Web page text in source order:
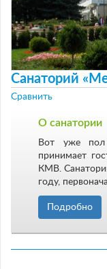
Санаторий
Сравнить
О санатории
Вот уже пол
принимает
КМВ.
году,
Подробно